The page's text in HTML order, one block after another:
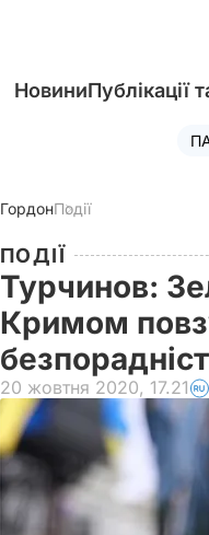
НовиниПублікації
ГордонПодії
ПОДІЇ
Турчинов:
Кримом
20 жовтня 2020, 17.21